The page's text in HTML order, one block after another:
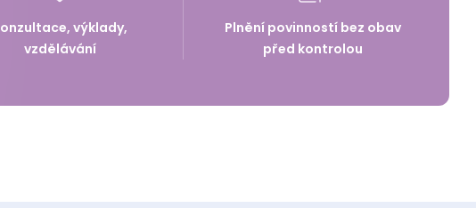
výklady,
vzdělávání
Plnění povinností bez obav
před kontrolou